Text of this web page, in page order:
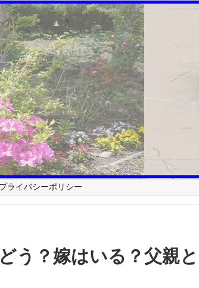
プライバシーポリシー
う？嫁はいる？父親と